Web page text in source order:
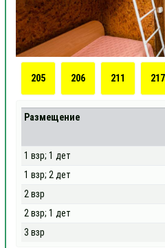
205 206 211 217
Размещение
1 взр; 1 дет
1 взр; 2 дет
2 взр
2 взр; 1 дет
3 взр